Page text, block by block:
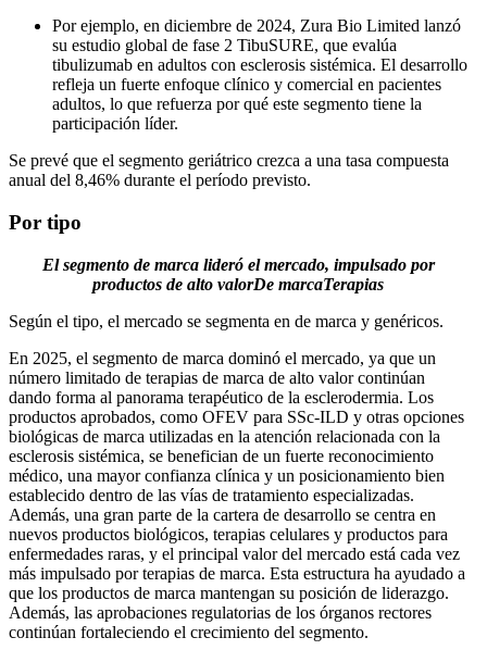
Por ejemplo, en diciembre de 2024, Zura Bio Limited lanzó
su estudio global de fase 2 TibuSURE, que evalúa
tibulizumab en adultos con esclerosis sistémica. El desarrollo
refleja un fuerte enfoque clínico y comercial en pacientes
adultos, lo que refuerza por qué este segmento tiene la
participación líder.
Se prevé que el segmento geriátrico crezca a una tasa compuesta
anual del 8,46% durante el período previsto.
Por tipo
El segmento de marca lideró el mercado, impulsado por
productos de alto valorDe marcaTerapias
Según el tipo, el mercado se segmenta en de marca y genéricos.
En 2025, el segmento de marca dominó el mercado, ya que un
número limitado de terapias de marca de alto valor continúan
dando forma al panorama terapéutico de la esclerodermia. Los
productos aprobados, como OFEV para SSc-ILD y otras opciones
biológicas de marca utilizadas en la atención relacionada con la
esclerosis sistémica, se benefician de un fuerte reconocimiento
médico, una mayor confianza clínica y un posicionamiento bien
establecido dentro de las vías de tratamiento especializadas.
Además, una gran parte de la cartera de desarrollo se centra en
nuevos productos biológicos, terapias celulares y productos para
enfermedades raras, y el principal valor del mercado está cada vez
más impulsado por terapias de marca. Esta estructura ha ayudado a
que los productos de marca mantengan su posición de liderazgo.
Además, las aprobaciones regulatorias de los órganos rectores
continúan fortaleciendo el crecimiento del segmento.